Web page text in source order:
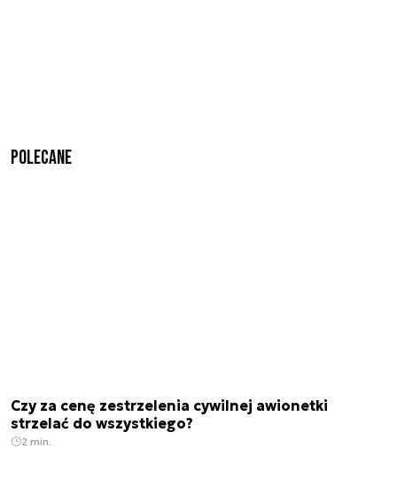
Polecane
Czy za cenę zestrzelenia cywilnej awionetki
strzelać do wszystkiego?
2 min.